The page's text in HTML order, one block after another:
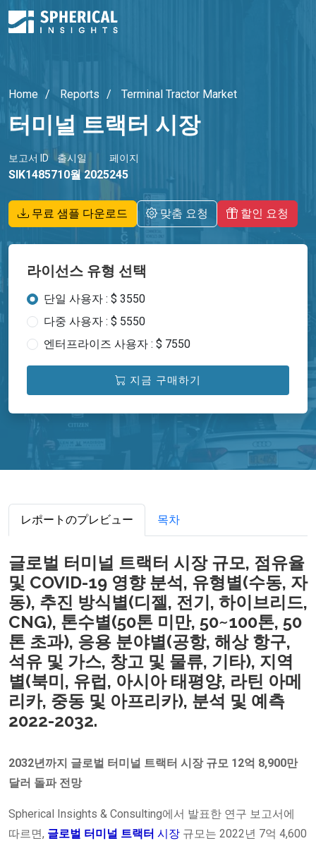
Home Reports Terminal Tractor Market
터미널 트랙터 시장
보고서 ID
SIK14857
출시일
10월 2025
페이지
245
무료 샘플 다운로드 맞춤 요청 할인 요청
라이선스 유형 선택
단일 사용자 : $ 3550
다중 사용자 : $ 5550
엔터프라이즈 사용자 : $ 7550
지금 구매하기
レポートのプレビュー 목차
글로벌 터미널 트랙터 시장 규모, 점유율
및 COVID-19 영향 분석, 유형별(수동, 자
동), 추진 방식별(디젤, 전기, 하이브리드,
CNG), 톤수별(50톤 미만, 50~100톤, 50
톤 초과), 응용 분야별(공항, 해상 항구,
석유 및 가스, 창고 및 물류, 기타), 지역
별(북미, 유럽, 아시아 태평양, 라틴 아메
리카, 중동 및 아프리카), 분석 및 예측
2022-2032.
2032년까지 글로벌 터미널 트랙터 시장 규모 12억 8,900만
달러 돌파 전망
Spherical Insights & Consulting에서 발표한 연구 보고서에
따르면, 글로벌 터미널 트랙터 시장 규모는 2022년 7억 4,600